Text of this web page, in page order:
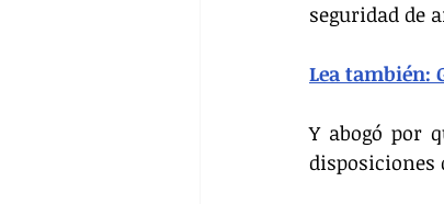
seguridad de
Lea también:
Y abogó por
disposiciones